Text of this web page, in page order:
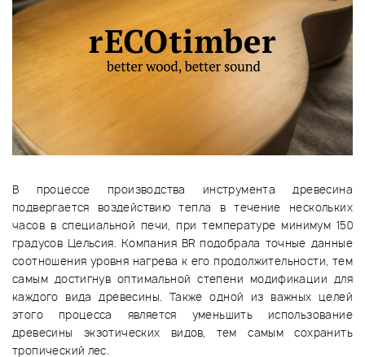
В процессе производства инструмента древесина
подвергается воздействию тепла в течение нескольких
часов в специальной печи, при температуре минимум 150
градусов Цельсия. Компания BR подобрала точные данные
соотношения уровня нагрева к его продолжительности, тем
самым достигнув оптимальной степени модификации для
каждого вида древесины. Также одной из важных целей
этого процесса является уменьшить использование
древесины экзотических видов, тем самым сохранить
тропический лес.